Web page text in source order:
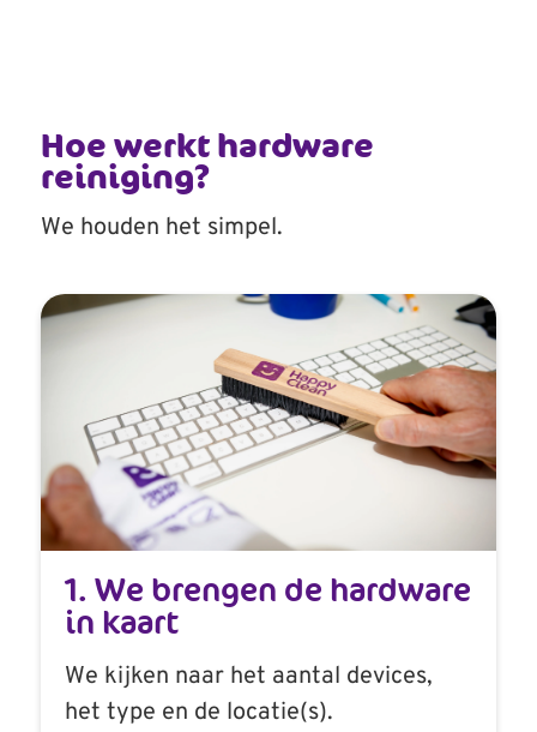
Hoe werkt hardware
reiniging?
We houden het simpel.
1. We brengen de hardware
in kaart
We kijken naar het aantal devices,
het type en de locatie(s).